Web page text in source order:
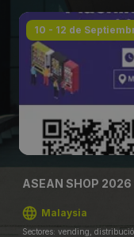
10 - 12 de
ASEAN SHOP 2026
Malaysia
Sectores: vending,